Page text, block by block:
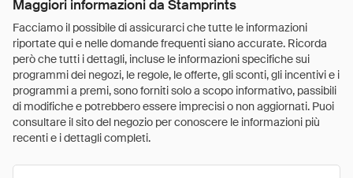
Maggiori informazioni da Stamprints
Facciamo il possibile di assicurarci che tutte le informazioni
riportate qui e nelle domande frequenti siano accurate. Ricorda
però che tutti i dettagli, incluse le informazioni specifiche sui
programmi dei negozi, le regole, le offerte, gli sconti, gli incentivi e i
programmi a premi, sono forniti solo a scopo informativo, passibili
di modifiche e potrebbero essere imprecisi o non aggiornati. Puoi
consultare il sito del negozio per conoscere le informazioni più
recenti e i dettagli completi.